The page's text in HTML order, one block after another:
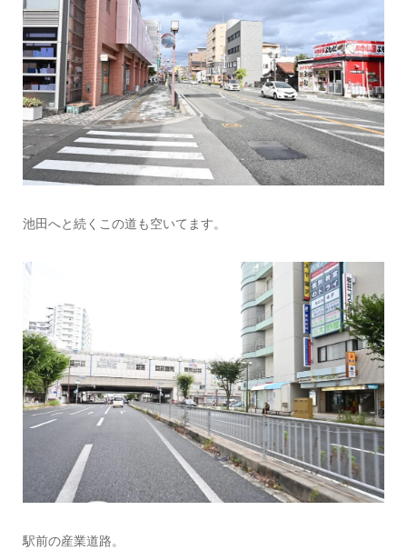
池田へと続くこの道も空いてます。
駅前の産業道路。